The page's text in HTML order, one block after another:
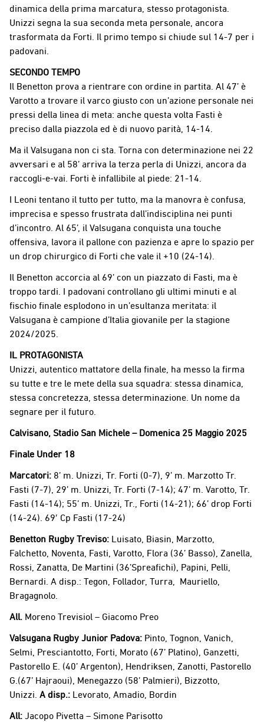
dinamica della prima marcatura, stesso protagonista.
Unizzi segna la sua seconda meta personale, ancora
trasformata da Forti. Il primo tempo si chiude sul 14-7 per i
padovani.
SECONDO TEMPO
Il Benetton prova a rientrare con ordine in partita. Al 47’ è
Varotto a trovare il varco giusto con un’azione personale nei
pressi della linea di meta: anche questa volta Fasti è
preciso dalla piazzola ed è di nuovo parità, 14-14.
Ma il Valsugana non ci sta. Torna con determinazione nei 22
avversari e al 58’ arriva la terza perla di Unizzi, ancora da
raccogli-e-vai. Forti è infallibile al piede: 21-14.
I Leoni tentano il tutto per tutto, ma la manovra è confusa,
imprecisa e spesso frustrata dall’indisciplina nei punti
d’incontro. Al 65’, il Valsugana conquista una touche
offensiva, lavora il pallone con pazienza e apre lo spazio per
un drop chirurgico di Forti che vale il +10 (24-14).
Il Benetton accorcia al 69’ con un piazzato di Fasti, ma è
troppo tardi. I padovani controllano gli ultimi minuti e al
fischio finale esplodono in un’esultanza meritata: il
Valsugana è campione d’Italia giovanile per la stagione
2024/2025.
IL PROTAGONISTA
Unizzi, autentico mattatore della finale, ha messo la firma
su tutte e tre le mete della sua squadra: stessa dinamica,
stessa concretezza, stessa determinazione. Un nome da
segnare per il futuro.
Calvisano, Stadio San Michele – Domenica 25 Maggio 2025
Finale Under 18
Marcatori: 8’ m. Unizzi, Tr. Forti (0-7), 9’ m. Marzotto Tr.
Fasti (7-7), 29’ m. Unizzi, Tr. Forti (7-14); 47’ m. Varotto, Tr.
Fasti (14-14); 55’ m. Unizzi, Tr., Forti (14-21); 66’ drop Forti
(14-24). 69′ Cp Fasti (17-24)
Benetton Rugby Treviso: Luisato, Biasin, Marzotto,
Falchetto, Noventa, Fasti, Varotto, Flora (36’ Basso), Zanella,
Rossi, Zanatta, De Martini (36’Spreafichi), Papini, Pelli,
Bernardi. A disp.: Tegon, Follador, Turra, Mauriello,
Bragagnolo.
All. Moreno Trevisiol – Giacomo Preo
Valsugana Rugby Junior Padova: Pinto, Tognon, Vanich,
Selmi, Presciantotto, Forti, Morato (67’ Platino), Ganzetti,
Pastorello E. (40’ Argenton), Hendriksen, Zanotti, Pastorello
G.(67’ Hajraoui), Menegazzo (58’ Palmieri), Bizzotto,
Unizzi. A disp.: Levorato, Amadio, Bordin
All: Jacopo Pivetta – Simone Parisotto